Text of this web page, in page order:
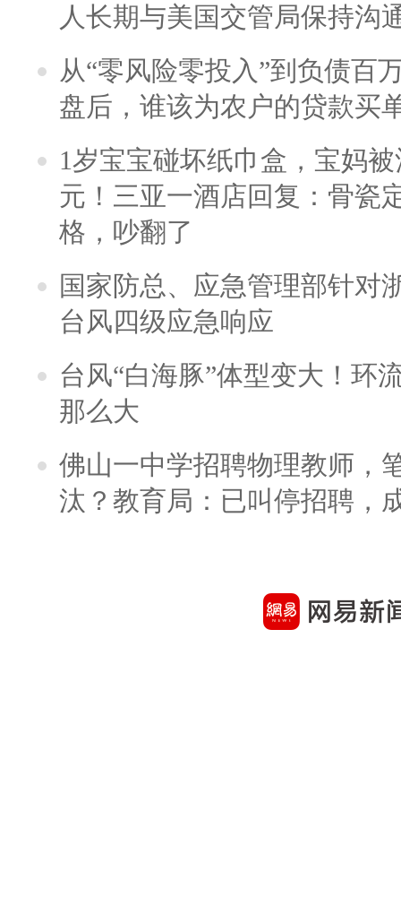
人长期与美国交管局保持沟
从“零风险零投入”到负债百
盘后，谁该为农户的贷款买
1岁宝宝碰坏纸巾盒，宝妈
元！三亚一酒店回复：骨瓷
格，吵翻了
国家防总、应急管理部针对
台风四级应急响应
台风“白海豚”体型变大！环
那么大
佛山一中学招聘物理教师，
汰？教育局：已叫停招聘，